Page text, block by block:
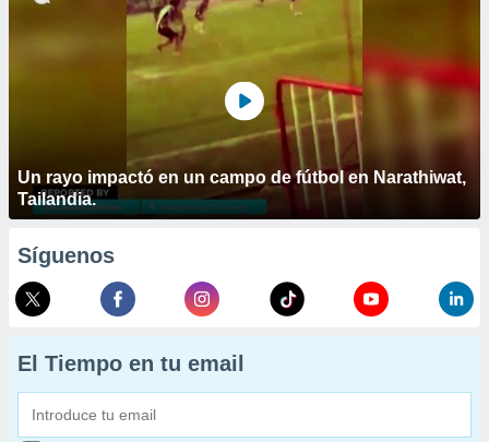
Un rayo impactó en un campo de fútbol en Narathiwat,
Tailandia.
Síguenos
El Tiempo en tu email